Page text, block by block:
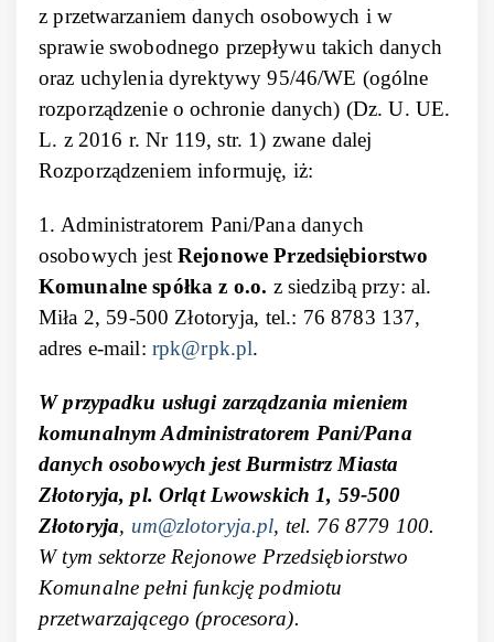
z przetwarzaniem danych osobowych i w
sprawie swobodnego przepływu takich danych
oraz uchylenia dyrektywy 95/46/WE (ogólne
rozporządzenie o ochronie danych) (Dz. U. UE.
L. z 2016 r. Nr 119, str. 1) zwane dalej
Rozporządzeniem informuję, iż:
1. Administratorem Pani/Pana danych
osobowych jestRejonowe Przedsiębiorstwo
Komunalne spółka z o.o. z siedzibą przy: al.
Miła 2, 59-500 Złotoryja, tel.: 76 8783 137,
adres e-mail:rpk@rpk.pl.
W przypadku usługi zarządzania mieniem
komunalnym Administratorem Pani/Pana
danych osobowych jest Burmistrz Miasta
Złotoryja, pl. Orląt Lwowskich 1, 59-500
Złotoryja, um@zlotoryja.pl, tel. 76 8779 100.
W tym sektorze Rejonowe Przedsiębiorstwo
Komunalne pełni funkcję podmiotu
przetwarzającego (procesora).